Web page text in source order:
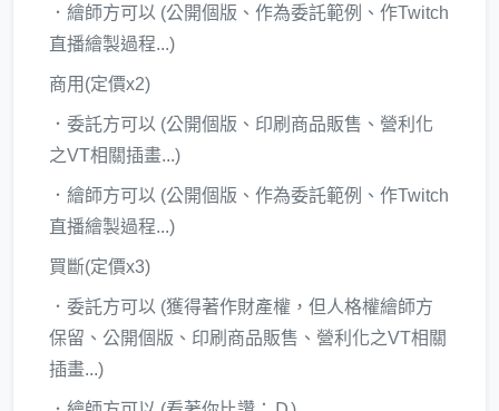
．繪師方可以 (公開個版、作為委託範例、作Twitch
直播繪製過程...)
商用(定價x2)
．委託方可以 (公開個版、印刷商品販售、營利化
之VT相關插畫...)
．繪師方可以 (公開個版、作為委託範例、作Twitch
直播繪製過程...)
買斷(定價x3)
．委託方可以 (獲得著作財產權，但人格權繪師方
保留、公開個版、印刷商品販售、營利化之VT相關
插畫...)